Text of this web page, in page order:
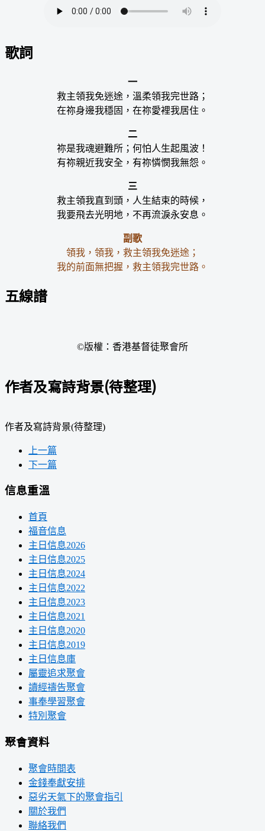
歌詞
一
救主領我免迷途，溫柔領我完世路；
在祢身邊我穩固，在祢愛裡我居住。
二
祢是我魂避難所；何怕人生起風波！
有祢親近我安全，有祢憐憫我無怨。
三
救主領我直到頭，人生結束的時候，
我要飛去光明地，不再流淚永安息。
副歌
領我，領我，救主領我免迷途；
我的前面無把握，救主領我完世路。
五線譜
©版權：香港基督徒聚會所
作者及寫詩背景(待整理)
作者及寫詩背景(待整理)
上一篇
下一篇
信息重溫
首頁
福音信息
主日信息2026
主日信息2025
主日信息2024
主日信息2022
主日信息2023
主日信息2021
主日信息2020
主日信息2019
主日信息庫
屬靈追求聚會
讀經禱告聚會
事奉學習聚會
特別聚會
聚會資料
聚會時間表
金錢奉獻安排
惡劣天氣下的聚會指引
關於我們
聯絡我們